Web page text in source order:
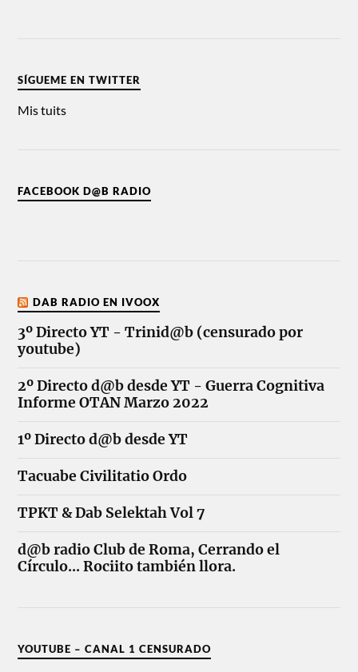
SÍGUEME EN TWITTER
Mis tuits
FACEBOOK D@B RADIO
DAB RADIO EN IVOOX
3º Directo YT - Trinid@b (censurado por
youtube)
2º Directo d@b desde YT - Guerra Cognitiva
Informe OTAN Marzo 2022
1º Directo d@b desde YT
Tacuabe Civilitatio Ordo
TPKT & Dab Selektah Vol 7
d@b radio Club de Roma, Cerrando el
Círculo... Rociito también llora.
YOUTUBE – CANAL 1 CENSURADO